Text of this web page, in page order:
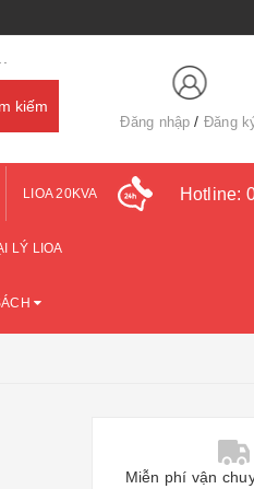
Đăng nhập Đăng
LIOA 20KVA
LÝ LIOA
Hotline:
Miễn phí vận